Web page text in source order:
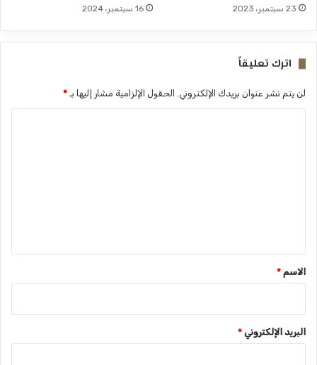
23 سبتمبر، 2023 16 سبتمبر، 2024
اترك تعليقاً
لن يتم نشر عنوان بريدك الإلكتروني. الحقول الإلزامية مشار إليها بـ *
*
الاسم *
البريد الإلكتروني *